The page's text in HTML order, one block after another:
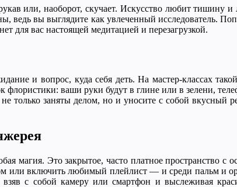
или, наоборот, скучает. Искусство любит
ведь вы выглядите как увлеченный исследователь.
для вас настоящей медитацией и перезагрузкой.
и вопрос, куда себя деть. На мастер-классах
ваши руки будут в глине или в зелени,
заняты делом, но и уносите с собой вкусный
магия. Это закрытое, часто платное пространство
или включить любимый плейлист — и среди пальм и
с собой камеру или смартфон и выслеживая